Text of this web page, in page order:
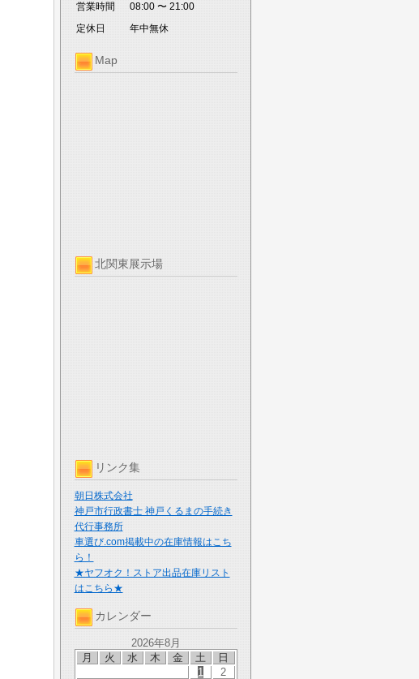
営業時間
08:00 〜 21:00
定休日
年中無休
Map
北関東展示場
リンク集
朝日株式会社
神戸市行政書士 神戸くるまの手続き
代行事務所
車選び.com掲載中の在庫情報はこち
ら！
★ヤフオク！ストア出品在庫リスト
はこちら★
カレンダー
2026年8月
月
火 水 木 金 土 日
1
2